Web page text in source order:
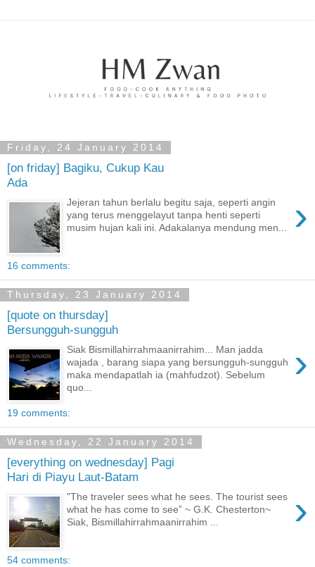
Friday, 24 January 2014
[on friday] Bagiku, Cukup Kau
Ada
›
Jejeran tahun berlalu begitu saja, seperti angin
yang terus menggelayut tanpa henti seperti
musim hujan kali ini. Adakalanya mendung men...
16 comments:
Thursday, 23 January 2014
[quote on thursday]
Bersungguh-sungguh
›
Siak Bismillahirrahmaanirrahim... Man jadda
wajada , barang siapa yang bersungguh-sungguh
maka mendapatlah ia (mahfudzot). Sebelum
quo...
19 comments:
Wednesday, 22 January 2014
[everything on wednesday] Pagi
Hari di Piayu Laut-Batam
›
"The traveler sees what he sees. The tourist sees
what he has come to see” ~ G.K. Chesterton~
Siak, Bismillahirrahmaanirrahim ...
54 comments: